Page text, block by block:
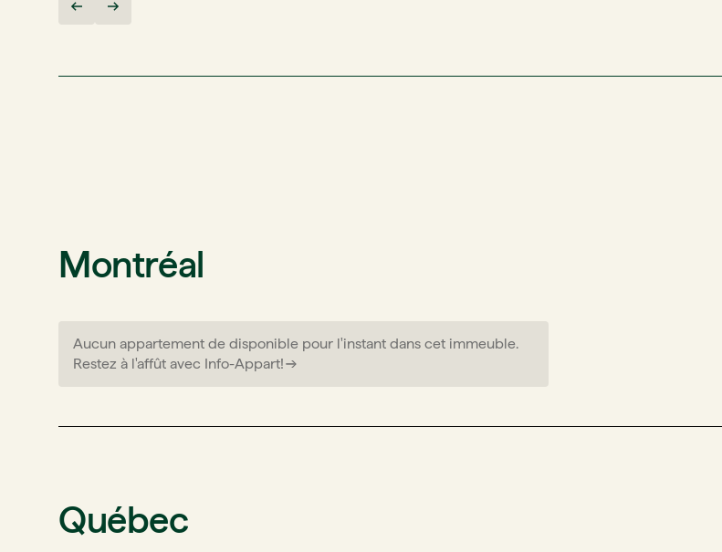
Montréal
Aucun appartement de disponible pour l'instant dans cet immeuble.
Restez à l'affût avec Info-Appart!
Québec